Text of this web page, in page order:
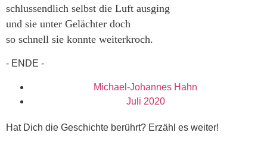
schlussendlich selbst die Luft ausging
und sie unter Gelächter doch
so schnell sie konnte weiterkroch.
- ENDE -
Michael-Johannes Hahn
Juli 2020
Hat Dich die Geschichte berührt? Erzähl es weiter!